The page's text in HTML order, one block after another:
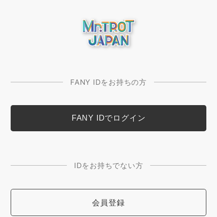
FANY IDをお持ちの方
IDをお持ちでない方
会員登録